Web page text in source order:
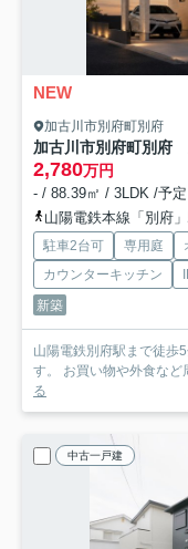
NEW
加古川市別府町別府
加古川市別府町別府
2,780万円
- / 88.39㎡ / 3LDK /予定
山陽電鉄本線「別府
駐車2台可 専用庭
カウンターキッチン
新築
山陽電鉄別府駅まで徒歩
す。 お買い物や外食など
る
中古一戸建